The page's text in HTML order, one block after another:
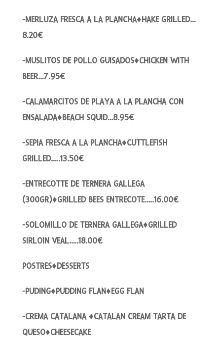
-MERLUZA FRESCA A LA PLANCHA♦HAKE GRILLED…
8.20€
-MUSLITOS DE POLLO GUISADOS♦CHICKEN WITH
BEER…7.95€
-CALAMARCITOS DE PLAYA A LA PLANCHA CON
ENSALADA♦BEACH SQUID…8.95€
-SEPIA FRESCA A LA PLANCHA♦CUTTLEFISH
GRILLED…..13.50€
-ENTRECOTTE DE TERNERA GALLEGA
(300GR)♦GRILLED BEES ENTRECOTE…..16.00€
-SOLOMILLO DE TERNERA GALLEGA♦GRILLED
SIRLOIN VEAL…..18.00€
POSTRES♦DESSERTS
-PUDING♦PUDDING FLAN♦EGG FLAN
-CREMA CATALANA ♦CATALAN CREAM TARTA DE
QUESO♦CHEESECAKE